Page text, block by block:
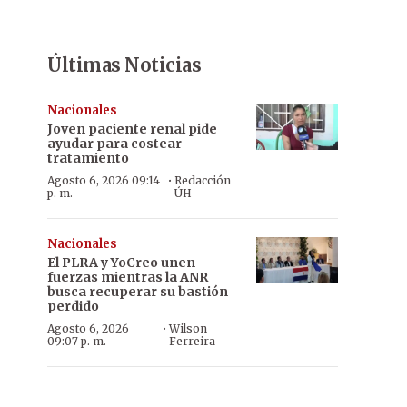
Últimas Noticias
Nacionales
Joven paciente renal pide
ayudar para costear
tratamiento
Agosto 6, 2026 09:14
p. m.
· Redacción
ÚH
Nacionales
El PLRA y YoCreo unen
fuerzas mientras la ANR
busca recuperar su bastión
perdido
Agosto 6, 2026
09:07 p. m.
·Wilson
Ferreira